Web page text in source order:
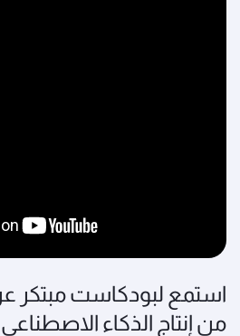
من إنتاج الذكاء الاصطناعي